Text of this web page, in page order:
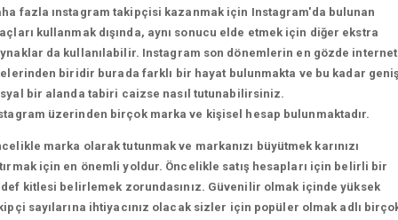
fazla ınstagram takipçisi kazanmak için Instagram'da bulunan
kullanmak dışında, aynı sonucu elde etmek için diğer ekstra
da kullanılabilir. Instagram son dönemlerin en gözde internet
biridir burada farklı bir hayat bulunmakta ve bu kadar
bir alanda tabiri caizse nasıl tutunabilirsiniz.
üzerinden birçok marka ve kişisel hesap bulunmaktadır.
marka olarak tutunmak ve markanızı büyütmek karınızı
için en önemli yoldur. Öncelikle satış hesapları için belirli bir
kitlesi belirlemek zorundasınız. Güvenilir olmak içinde yüksek
sayılarına ihtiyacınız olacak sizler için popüler olmak adlı